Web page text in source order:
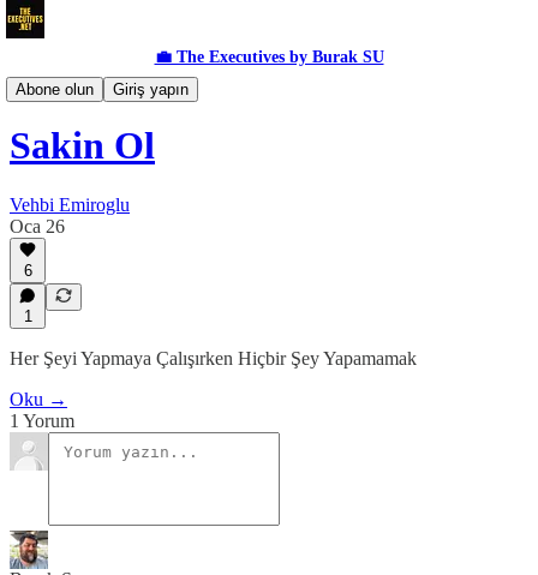
💼 The Executives by Burak SU
Abone olun
Giriş yapın
Teknoloji
Sakin Ol
Vehbi Emiroglu
Oca 26
6
1
Her Şeyi Yapmaya Çalışırken Hiçbir Şey Yapamamak
Oku →
1 Yorum